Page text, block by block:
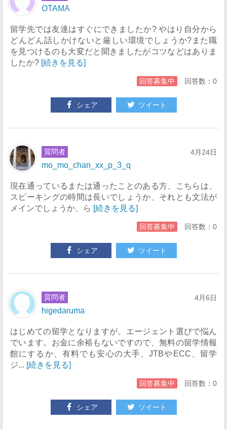
OTAMA
留学先では友達はすぐにできましたか? やはり自分から
どんどん話しかけないと厳しい環境でしょうか?また職
を見つけるのも大変だと聞きましたがコツなどはありま
したか? [続きを見る]
回答募集中 回答数：0
シェア ツイート
質問者
mo_mo_chan_xx_p_3_q
4月24日
現在通っているまたは通ったことのある方、こちらは、
スピーキングの時間は長いでしょうか、それとも文法が
メインでしょうか、ら [続きを見る]
回答募集中 回答数：0
シェア ツイート
質問者
higedaruma
4月6日
はじめての留学となりますが、エージェント選びで悩ん
でいます。お金に余裕もないですので、無料の留学情報
館にするか、有料でも安心の大手、JTBやECC、留学
ジ... [続きを見る]
回答募集中 回答数：0
シェア ツイート